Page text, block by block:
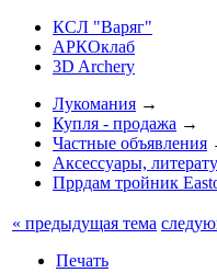
КСЛ "Варяг"
АРКОклаб
3D Archery
Лукомания →
Купля - продажа →
Частные объявления
Аксессуары,
Пррдам тройник
« предыдущая тема
Печать